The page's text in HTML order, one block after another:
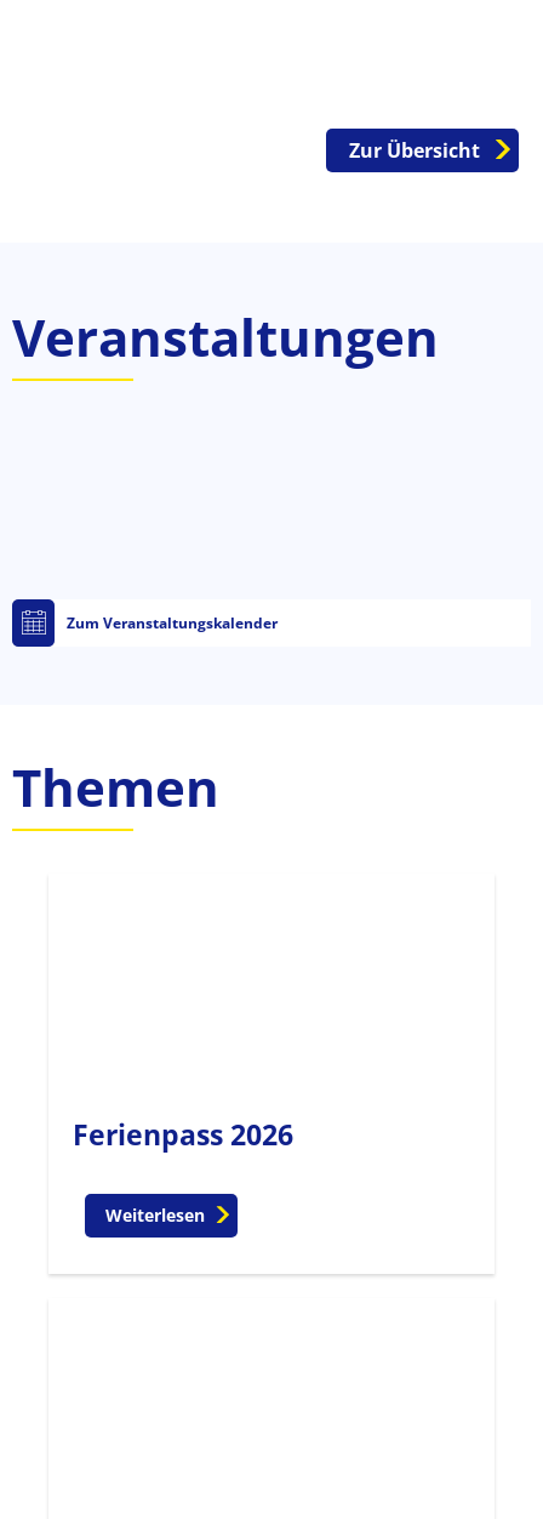
Zur Übersicht
Veranstaltungen
Zum Veranstaltungskalender
Themen
Ferienpass 2026
Weiterlesen